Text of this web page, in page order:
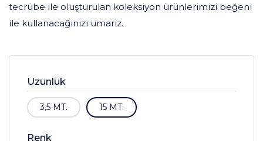
tecrübe ile oluşturulan koleksiyon ürünlerimizi beğeni
ile kullanacağınızı umarız.
Uzunluk
3,5 MT. 15 MT.
Renk